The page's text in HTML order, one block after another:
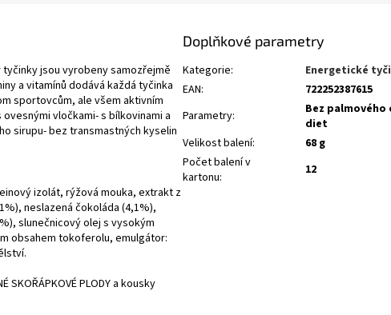
tyčinky jsou vyrobeny samozřejmě
a vitamínů dodává každá tyčinka
sportovcům, ale všem aktivním
vločkami- s bílkovinami a
sirupu- bez transmastných kyselin
izolát, rýžová mouka, extrakt z
neslazená čokoláda (4,1%),
slunečnicový olej s vysokým
obsahem tokoferolu, emulgátor:
SKOŘÁPKOVÉ PLODY a kousky
Doplňkové parametry
Kategorie:
Energetické
EAN:
722252387615
Parametry:
Bez palmového
diet
Velikost balení:
68 g
Počet balení v
kartonu: 12